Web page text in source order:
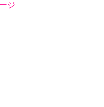
ジ